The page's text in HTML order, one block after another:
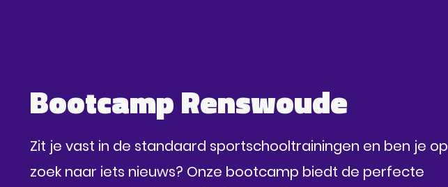
Bootcamp Renswoude
Zit je vast in de standaard sportschooltrainingen en ben je op
zoek naar iets nieuws? Onze bootcamp biedt de perfecte